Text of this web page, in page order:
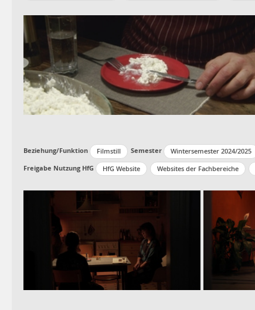
Beziehung/Funktion Filmstill Semester Wintersemester 2024/2025
Freigabe Nutzung HfG
HfG Website Websites der Fachbereiche